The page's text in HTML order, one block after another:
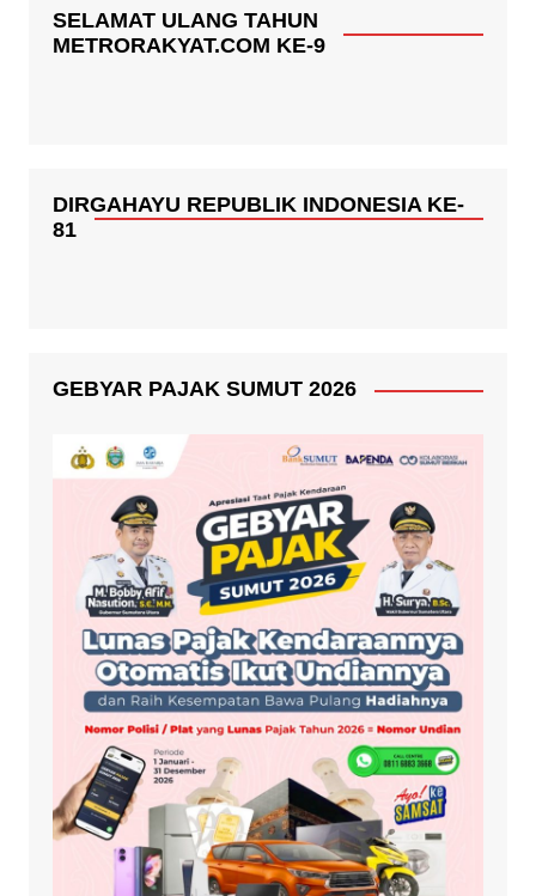
SELAMAT ULANG TAHUN
METRORAKYAT.COM KE-9
DIRGAHAYU REPUBLIK INDONESIA KE-
81
GEBYAR PAJAK SUMUT 2026